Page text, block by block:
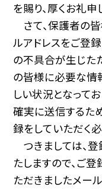
を賜り、厚くお礼申
さて、保護者の
ルアドレスをご登
の不具合が生じた
の皆様に必要な情
しい状況となって
確実に送信するた
録をしていただく
つきましては、
たしますので、ご
ただきましたメー